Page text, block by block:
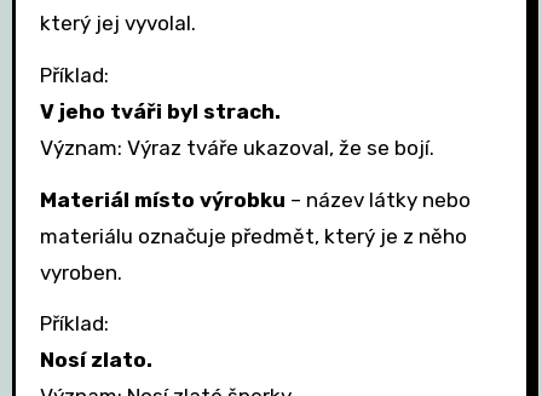
který jej vyvolal.
Příklad:
V jeho tváři byl strach.
Význam: Výraz tváře ukazoval, že se bojí.
Materiál místo výrobku – název látky nebo
materiálu označuje předmět, který je z něho
vyroben.
Příklad:
Nosí zlato.